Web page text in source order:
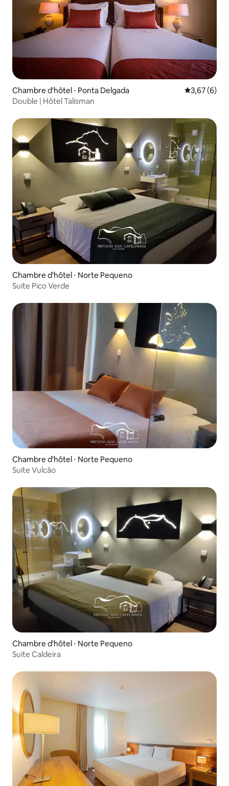
Chambre d'hôtel ⋅ Ponta Delgada Évaluation
3,67 (6)
Double | Hôtel Talisman
Chambre d'hôtel ⋅ Norte Pequeno
Suite Pico Verde
Chambre d'hôtel ⋅ Norte Pequeno
Suite Vulcão
Chambre d'hôtel ⋅ Norte Pequeno
Suite Caldeira